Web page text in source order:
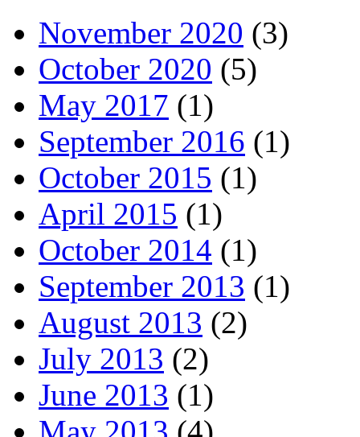
November 2020 (3)
October 2020 (5)
May 2017 (1)
September 2016 (1)
October 2015 (1)
April 2015 (1)
October 2014 (1)
September 2013 (1)
August 2013 (2)
July 2013 (2)
June 2013 (1)